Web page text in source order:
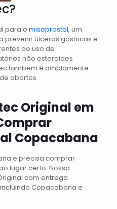
para o misoprostol, um
prevenir úlceras gástricas e
do uso de
não esteroides
também é amplamente
abortos
Original em
Copacabana
e precisa comprar
lugar certo. Nossa
com entrega
Copacabana e